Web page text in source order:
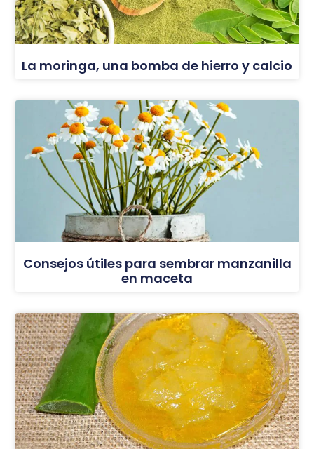
La moringa, una bomba de hierro y calcio
Consejos útiles para sembrar manzanilla
en maceta